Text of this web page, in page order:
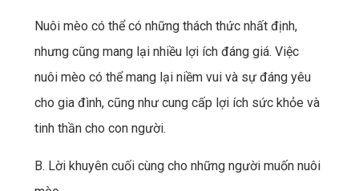
Nuôi mèo có thể có những thách thức nhất định,
nhưng cũng mang lại nhiều lợi ích đáng giá. Việc
nuôi mèo có thể mang lại niềm vui và sự đáng yêu
cho gia đình, cũng như cung cấp lợi ích sức khỏe và
tinh thần cho con người.
B. Lời khuyên cuối cùng cho những người muốn nuôi